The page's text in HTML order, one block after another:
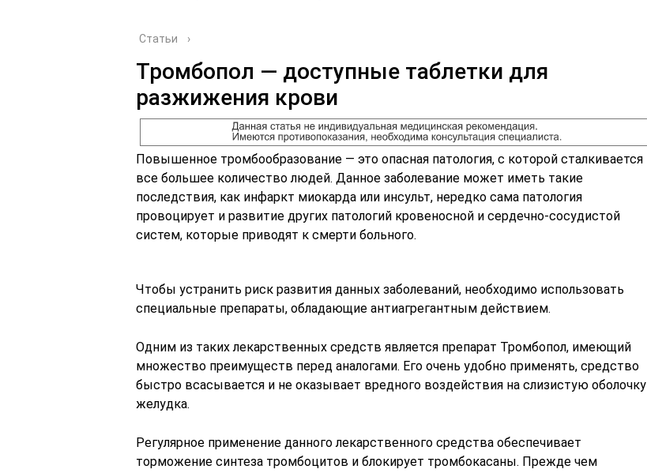
Статьи ›
Тромбопол — доступные таблетки для
разжижения крови
Повышенное тромбообразование — это опасная патология, с которой сталкивается
все большее количество людей. Данное заболевание может иметь такие
последствия, как инфаркт миокарда или инсульт, нередко сама патология
провоцирует и развитие других патологий кровеносной и сердечно-сосудистой
систем, которые приводят к смерти больного.
Чтобы устранить риск развития данных заболеваний, необходимо использовать
специальные препараты, обладающие антиагрегантным действием.
Одним из таких лекарственных средств является препарат Тромбопол, имеющий
множество преимуществ перед аналогами. Его очень удобно применять, средство
быстро всасывается и не оказывает вредного воздействия на слизистую оболочку
желудка.
Регулярное применение данного лекарственного средства обеспечивает
торможение синтеза тромбоцитов и блокирует тромбокасаны. Прежде чем